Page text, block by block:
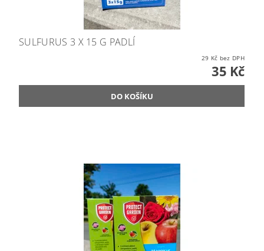
SULFURUS 3 X 15 G PADLÍ
29 Kč bez DPH
35 Kč